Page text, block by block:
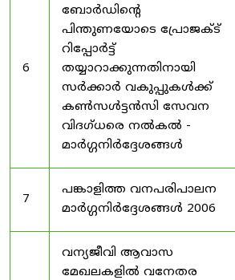
6
ബോർഡിൻ്റെ
പിന്തുണയോടെ പ്രോജക്ട്
റിപ്പോർട്ട്
തയ്യാറാക്കുന്നതിനായി
സർക്കാർ വകുപ്പുകൾക്ക്
കൺസൾട്ടൻസി സേവന
വിദഗ്ധരെ നൽകൽ -
മാർഗ്ഗനിർദ്ദേശങ്ങൾ
7
പങ്കാളിത്ത വനപരിപാലന
മാർഗ്ഗനിർദ്ദേശങ്ങൾ 2006
വന്യജീവി ആവാസ
മേഖലകളിൽ വനേതര